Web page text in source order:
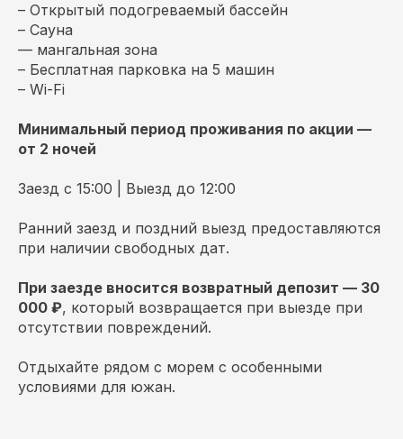
– Открытый подогреваемый бассейн
– Сауна
— мангальная зона
– Бесплатная парковка на 5 машин
– Wi-Fi
Минимальный период проживания по акции —
от 2 ночей
Заезд с 15:00 | Выезд до 12:00
Ранний заезд и поздний выезд предоставляются
при наличии свободных дат.
При заезде вносится возвратный депозит — 30
000 ₽, который возвращается при выезде при
отсутствии повреждений.
Отдыхайте рядом с морем с особенными
условиями для южан.